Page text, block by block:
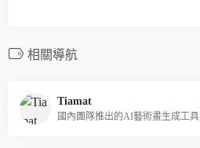
相關導航
Tiamat
國內團隊推出的AI藝術畫生成工具